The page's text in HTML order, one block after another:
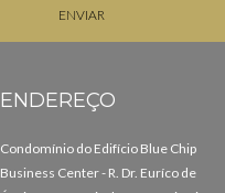
ENVIAR
ENDEREÇO
Condomínio do Edifício Blue Chip
Business Center - R. Dr. Euríco de